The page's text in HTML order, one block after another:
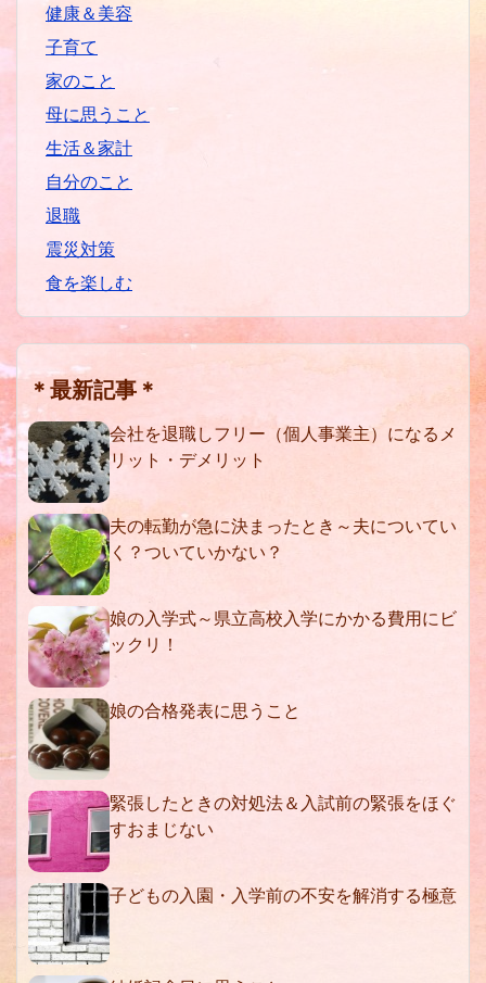
健康＆美容
子育て
家のこと
母に思うこと
生活＆家計
自分のこと
退職
震災対策
食を楽しむ
＊最新記事＊
会社を退職しフリー（個人事業主）になるメ
リット・デメリット
夫の転勤が急に決まったとき～夫についてい
く？ついていかない？
娘の入学式～県立高校入学にかかる費用にビ
ックリ！
娘の合格発表に思うこと
緊張したときの対処法＆入試前の緊張をほぐ
すおまじない
子どもの入園・入学前の不安を解消する極意